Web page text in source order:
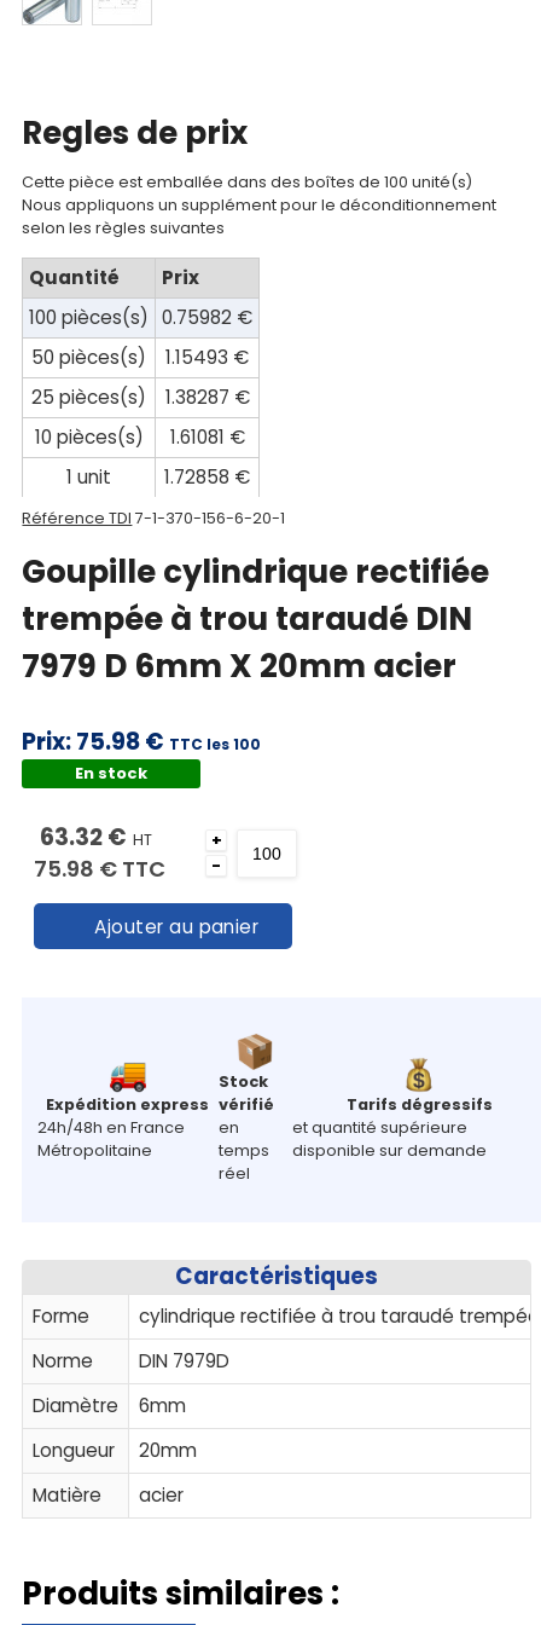
compte
panier
Contact
Regles de prix
Cette pièce est emballée dans des boîtes de 100 unité(s)
Nous appliquons un supplément pour le déconditionnement
selon les règles suivantes
Quantité
Prix
100 pièces(s)
0.75982 €
50 pièces(s)
1.15493 €
25 pièces(s)
1.38287 €
10 pièces(s)
1.61081 €
1 unit
1.72858 €
Référence TDI 7-1-370-156-6-20-1
Goupille cylindrique rectifiée
trempée à trou taraudé DIN
7979 D 6mm X 20mm acier
Prix:75.98 € TTC les 100
En stock
63.32 € HT
75.98 € TTC
+
-
Ajouter au panier
Expédition express
24h/48h en France
Métropolitaine
Stock
vérifié
en
temps
réel
Tarifs dégressifs
et quantité supérieure
disponible sur demande
Caractéristiques
Forme
cylindrique rectifiée à trou taraudé trempée
Norme
DIN 7979D
Diamètre
6mm
Longueur
20mm
Matière
acier
Produits similaires :